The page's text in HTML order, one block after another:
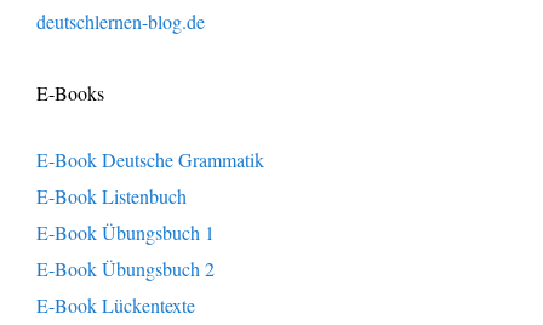
deutschlernen-blog.de
E-Books
E-Book Deutsche Grammatik
E-Book Listenbuch
E-Book Übungsbuch 1
E-Book Übungsbuch 2
E-Book Lückentexte